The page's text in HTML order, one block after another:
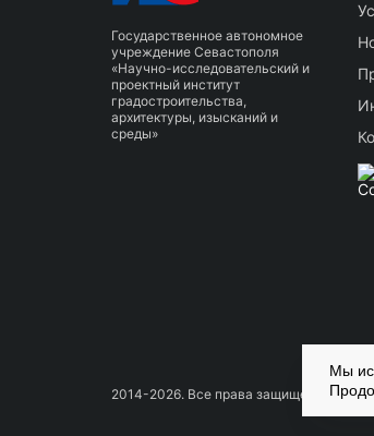
Государственное автономное
учреждение Севастополя
«Научно-исследовательский и
проектный институт
градостроительства,
архитектуры, изысканий и
среды»
2014-2026. Все права защищены
Мы